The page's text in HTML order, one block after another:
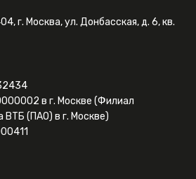
г. Москва, ул. Донбасская, д. 6, кв.
в г. Москве (Филиал
ВТБ (ПАО) в г. Москве)